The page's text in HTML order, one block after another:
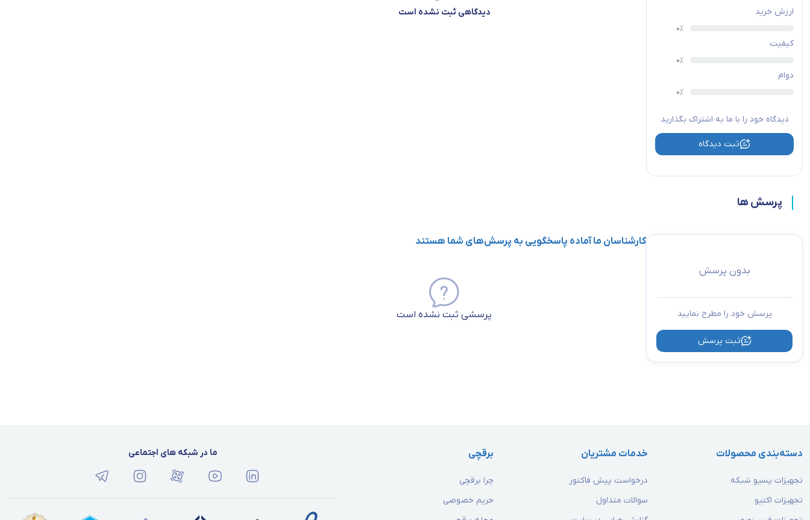
ارزش خرید
کیفیت
دوام
دیدگاه خود را با ما به اشتراک بگذارید
ثبت دیدگاه
دیدگاهی ثبت نشده است
پرسش ها
بدون پرسش
پرسش خود را مطرح نمایید
ثبت پرسش
کارشناسان ما آماده پاسخگویی به پرسش‌های شما هستند
پرسشی ثبت نشده است
دسته‌بندی محصولات
تجهیزات پسیو شبکه
تجهیزات اکتیو
خدمات مشتریان
درخواست پیش فاکتور
سوالات متداول
برقچی
چرا برقچی
حریم خصوصی
ما در شبکه های اجتماعی